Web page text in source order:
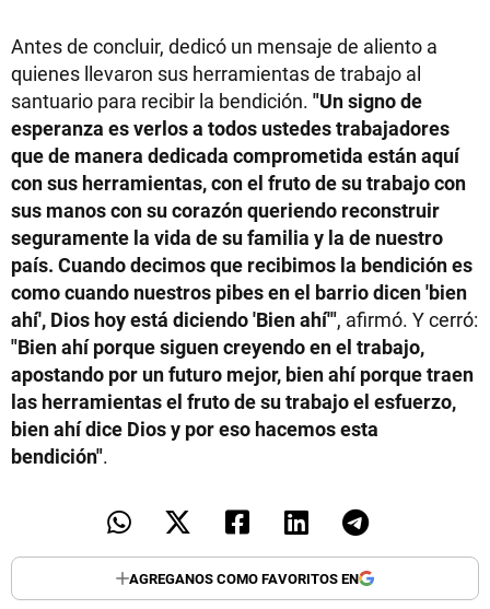
Antes de concluir, dedicó un mensaje de aliento a
quienes llevaron sus herramientas de trabajo al
santuario para recibir la bendición. "Un signo de
esperanza es verlos a todos ustedes trabajadores
que de manera dedicada comprometida están aquí
con sus herramientas, con el fruto de su trabajo con
sus manos con su corazón queriendo reconstruir
seguramente la vida de su familia y la de nuestro
país. Cuando decimos que recibimos la bendición es
como cuando nuestros pibes en el barrio dicen 'bien
ahí', Dios hoy está diciendo 'Bien ahí'", afirmó. Y cerró:
"Bien ahí porque siguen creyendo en el trabajo,
apostando por un futuro mejor, bien ahí porque traen
las herramientas el fruto de su trabajo el esfuerzo,
bien ahí dice Dios y por eso hacemos esta
bendición".
AGREGANOS COMO FAVORITOS EN